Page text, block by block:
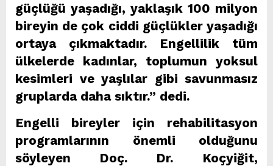
güçlüğü yaşadığı, yaklaşık 100 milyon
bireyin de çok ciddi güçlükler yaşadığı
ortaya çıkmaktadır. Engellilik tüm
ülkelerde kadınlar, toplumun yoksul
kesimleri ve yaşlılar gibi savunmasız
gruplarda daha sıktır.” dedi.
Engelli bireyler için rehabilitasyon
programlarının önemli olduğunu
söyleyen Doç. Dr. Koçyiğit,